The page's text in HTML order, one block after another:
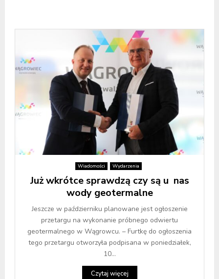
Wiadomości Wydarzenia
Już wkrótce sprawdzą czy są u nas
wody geotermalne
Jeszcze w październiku planowane jest ogłoszenie
przetargu na wykonanie próbnego odwiertu
geotermalnego w Wągrowcu. – Furtkę do ogłoszenia
tego przetargu otworzyła podpisana w poniedziałek,
10...
Czytaj więcej